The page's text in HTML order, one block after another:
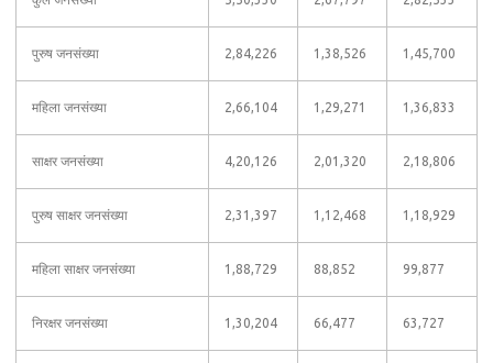
पुरुष जनसंख्या 2,84,226 1,38,526 1,45,700
महिला जनसंख्या 2,66,104 1,29,271 1,36,833
साक्षर जनसंख्या 4,20,126 2,01,320 2,18,806
पुरुष साक्षर जनसंख्या 2,31,397 1,12,468 1,18,929
महिला साक्षर जनसंख्या 1,88,729 88,852 99,877
निरक्षर जनसंख्या 1,30,204 66,477 63,727